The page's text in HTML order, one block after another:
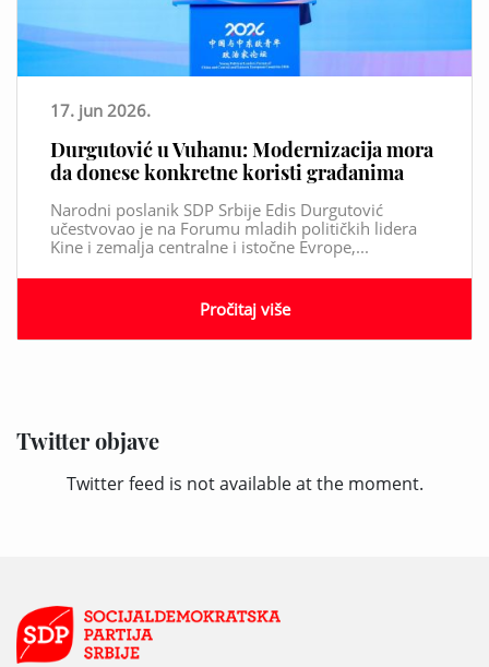
Twitter objave
Twitter feed is not available at the moment.
17. jun 2026.
Durgutović u Vuhanu: Modernizacija mora
da donese konkretne koristi građanima
Narodni poslanik SDP Srbije Edis Durgutović
učestvovao je na Forumu mladih političkih lidera
Kine i zemalja centralne i istočne Evrope,...
Pročitaj više